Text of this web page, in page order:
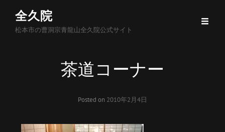
全久院
松本市の曹洞宗青龍山全久院公式サイト
茶道コーナー
Posted on 2010年2月4日